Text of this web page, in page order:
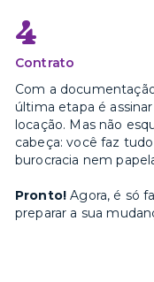
4
Contrato
Com a
última etapa é
locação. Mas não
cabeça: você faz
burocracia nem
Pronto! Agora, é só
preparar a sua